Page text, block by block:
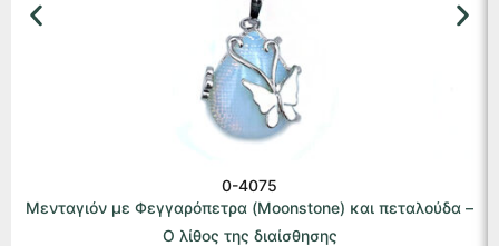
0-4075
Μενταγιόν με Φεγγαρόπετρα (Moonstone) και πεταλούδα –
Ο λίθος της διαίσθησης